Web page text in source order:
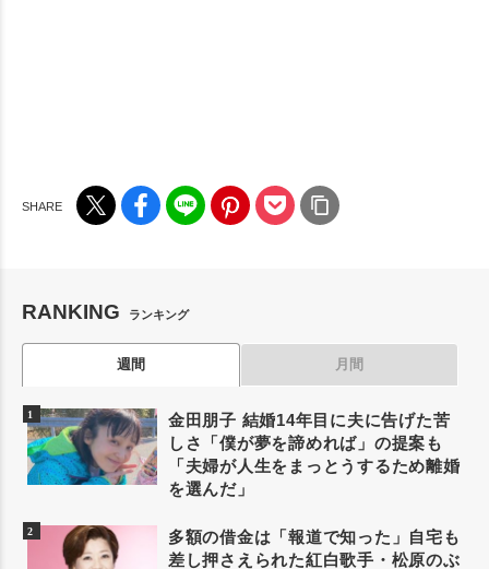
RANKING ランキング
週間 月間
金田朋子 結婚14年目に夫に告げた苦
しさ「僕が夢を諦めれば」の提案も
「夫婦が人生をまっとうするため離婚
を選んだ」
多額の借金は「報道で知った」自宅も
差し押さえられた紅白歌手・松原のぶ